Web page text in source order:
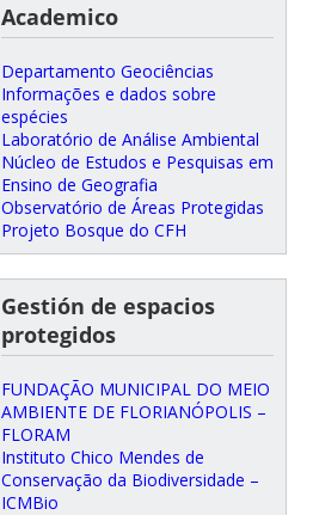
Academico
Departamento Geociências
Informações e dados sobre
espécies
Laboratório de Análise Ambiental
Núcleo de Estudos e Pesquisas em
Ensino de Geografia
Observatório de Áreas Protegidas
Projeto Bosque do CFH
Gestión de espacios
protegidos
FUNDAÇÃO MUNICIPAL DO MEIO
AMBIENTE DE FLORIANÓPOLIS –
FLORAM
Instituto Chico Mendes de
Conservação da Biodiversidade –
ICMBio